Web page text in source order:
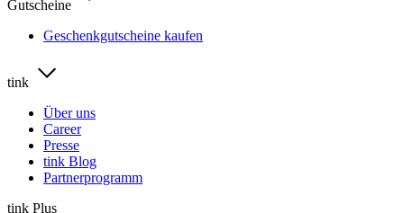
Gutscheine
Geschenkgutscheine kaufen
tink
Über uns
Career
Presse
tink Blog
Partnerprogramm
tink Plus